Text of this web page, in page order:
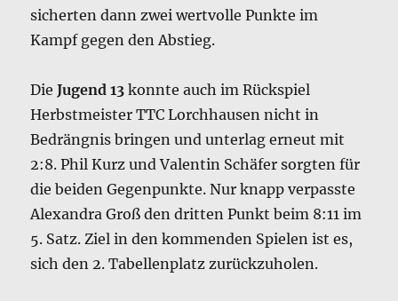
sicherten dann zwei wertvolle Punkte im
Kampf gegen den Abstieg.
Die Jugend 13 konnte auch im Rückspiel
Herbstmeister TTC Lorchhausen nicht in
Bedrängnis bringen und unterlag erneut mit
2:8. Phil Kurz und Valentin Schäfer sorgten für
die beiden Gegenpunkte. Nur knapp verpasste
Alexandra Groß den dritten Punkt beim 8:11 im
5. Satz. Ziel in den kommenden Spielen ist es,
sich den 2. Tabellenplatz zurückzuholen.